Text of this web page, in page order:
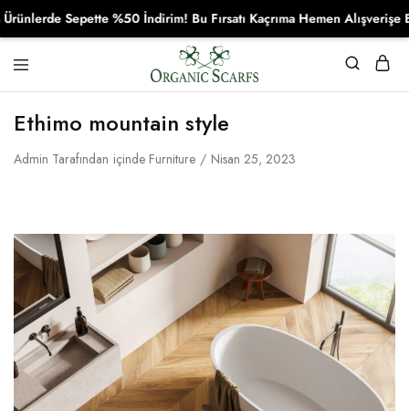
Organikscarf
Ethimo mountain style
Admin Tarafından içinde Furniture Nisan 25, 2023
Sepette %50 İndirim! Bu Fırsatı Kaçrıma Hemen Alışverişe